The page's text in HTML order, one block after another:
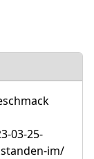
03-25-
im/